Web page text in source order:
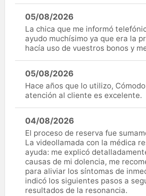
05/08/2026
La chica que me informó
ayudo muchísimo ya que era la
hacía uso de vuestros bonos y
05/08/2026
Hace años que lo utilizo,
atención al cliente es excelente.
04/08/2026
El proceso de reserva fue
La videollamada con la médica
ayuda: me explicó
causas de mi dolencia, me
para aliviar los síntomas de
indicó los siguientes pasos a
resultados de la resonancia.